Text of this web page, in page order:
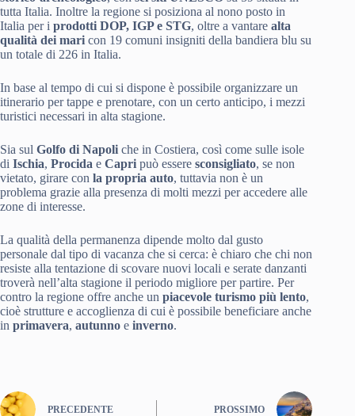
tutta Italia. Inoltre la regione si posiziona al nono posto in
Italia per i prodotti DOP, IGP e STG, oltre a vantare alta
qualità dei mari con 19 comuni insigniti della bandiera blu su
un totale di 226 in Italia.
In base al tempo di cui si dispone è possibile organizzare un
itinerario per tappe e prenotare, con un certo anticipo, i mezzi
turistici necessari in alta stagione.
Sia sul Golfo di Napoli che in Costiera, così come sulle isole
di Ischia, Procida e Capri può essere sconsigliato, se non
vietato, girare con la propria auto, tuttavia non è un
problema grazie alla presenza di molti mezzi per accedere alle
zone di interesse.
La qualità della permanenza dipende molto dal gusto
personale dal tipo di vacanza che si cerca: è chiaro che chi non
resiste alla tentazione di scovare nuovi locali e serate danzanti
troverà nell’alta stagione il periodo migliore per partire. Per
contro la regione offre anche un piacevole turismo più lento,
cioè strutture e accoglienza di cui è possibile beneficiare anche
in primavera, autunno e inverno.
PRECEDENTE PROSSIMO